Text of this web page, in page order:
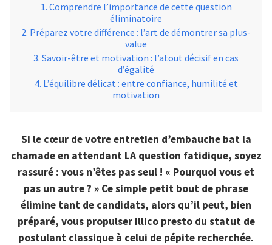
Comprendre l’importance de cette question
éliminatoire
Préparez votre différence : l’art de démontrer sa plus-
value
Savoir-être et motivation : l’atout décisif en cas
d’égalité
L’équilibre délicat : entre confiance, humilité et
motivation
Si le cœur de votre entretien d’embauche bat la
chamade en attendant LA question fatidique, soyez
rassuré : vous n’êtes pas seul ! « Pourquoi vous et
pas un autre ? » Ce simple petit bout de phrase
élimine tant de candidats, alors qu’il peut, bien
préparé, vous propulser illico presto du statut de
postulant classique à celui de pépite recherchée.